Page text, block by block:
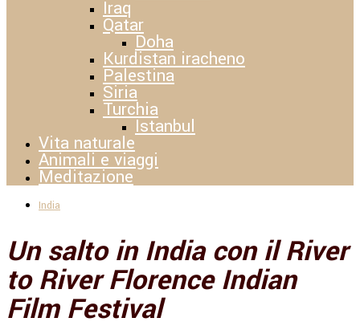
Iraq
Qatar
Doha
Kurdistan iracheno
Palestina
Siria
Turchia
Istanbul
Vita naturale
Animali e viaggi
Meditazione
India
Un salto in India con il River
to River Florence Indian
Film Festival